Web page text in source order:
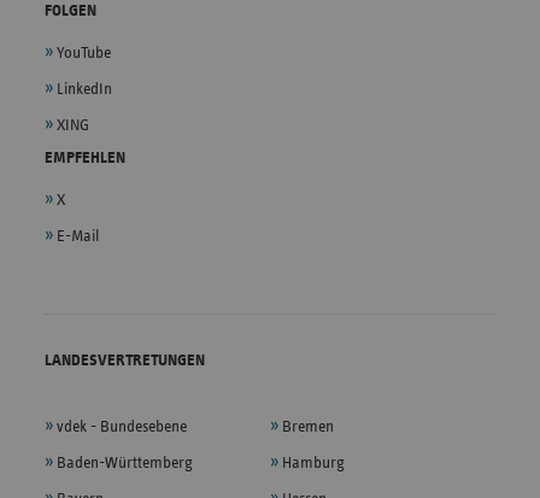
FOLGEN
YouTube
LinkedIn
XING
EMPFEHLEN
X
E-Mail
LANDESVERTRETUNGEN
vdek - Bundesebene
Baden-Württemberg
Bremen
Hamburg